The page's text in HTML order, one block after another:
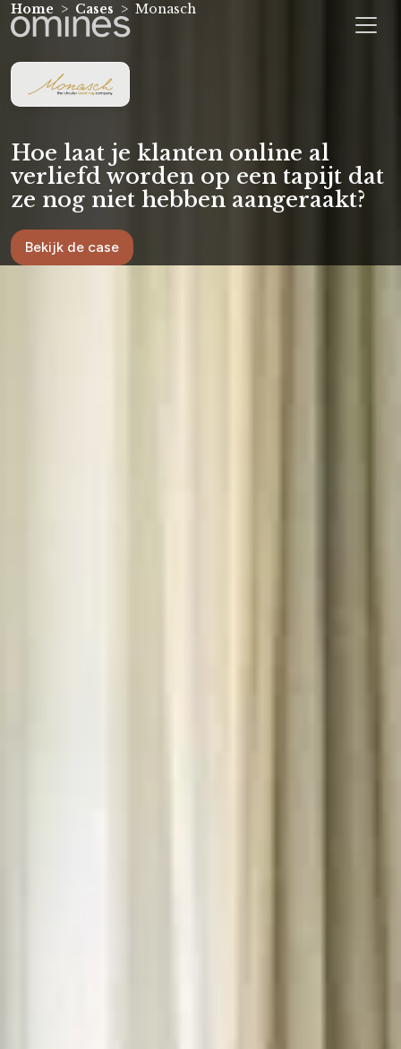
Home Cases Monasch
Hoe laat je klanten online al
verliefd worden op een tapijt dat
ze nog niet hebben aangeraakt?
Bekijk de case